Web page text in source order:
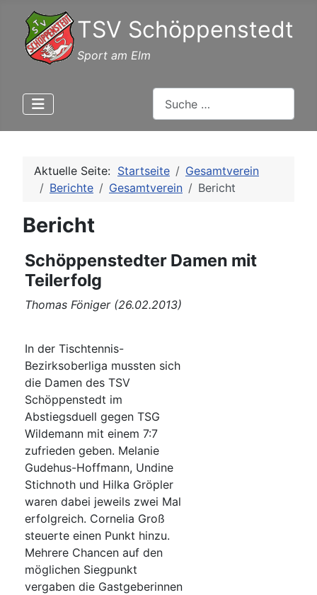
TSV Schöppenstedt
Sport am Elm
Aktuelle Seite: Startseite
Gesamtverein
Berichte
Gesamtverein Bericht
Bericht
Schöppenstedter Damen mit
Teilerfolg
Thomas Föniger (26.02.2013)
In der Tischtennis-
Bezirksoberliga mussten sich
die Damen des TSV
Schöppenstedt im
Abstiegsduell gegen TSG
Wildemann mit einem 7:7
zufrieden geben. Melanie
Gudehus-Hoffmann, Undine
Stichnoth und Hilka Gröpler
waren dabei jeweils zwei Mal
erfolgreich. Cornelia Groß
steuerte einen Punkt hinzu.
Mehrere Chancen auf den
möglichen Siegpunkt
vergaben die Gastgeberinnen